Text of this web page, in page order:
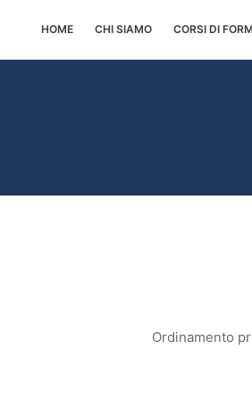
HOME CHI SIAMO CORSI DI